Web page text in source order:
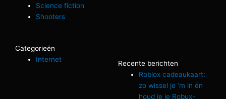
Science fiction
Shooters
Categorieën
Internet
Recente berichten
Roblox cadeaukaart:
zo wissel je ‘m in én
houd je je Robux-